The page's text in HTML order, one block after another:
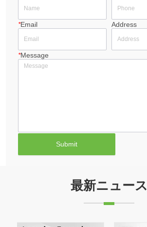
*Email Address
*Message
Submit
最新ニュース